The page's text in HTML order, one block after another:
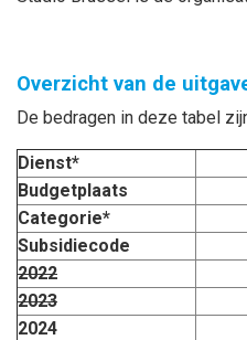
Overzicht van de
De bedragen in deze tabel
Dienst*
Budgetplaats
Categorie*
Subsidiecode
2022
2023
2024